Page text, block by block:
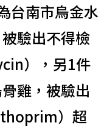
台南市烏金水
驗出不得檢
），另1件
雞，被驗出
）超